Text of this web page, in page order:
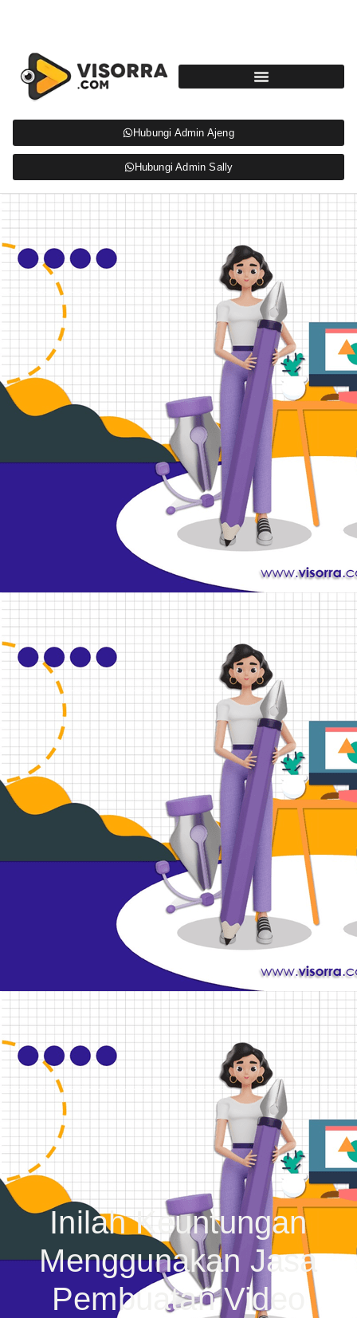
Hubungi Admin Ajeng
Hubungi Admin Sally
Inilah Keuntungan
Menggunakan Jasa
Pembuatan Video